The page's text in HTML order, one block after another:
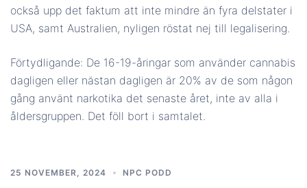
också upp det faktum att inte mindre än fyra delstater i
USA, samt Australien, nyligen röstat nej till legalisering.
Förtydligande: De 16-19-åringar som använder cannabis
dagligen eller nästan dagligen är 20% av de som någon
gång använt narkotika det senaste året, inte av alla i
åldersgruppen. Det föll bort i samtalet.
25 NOVEMBER, 2024 NPC PODD